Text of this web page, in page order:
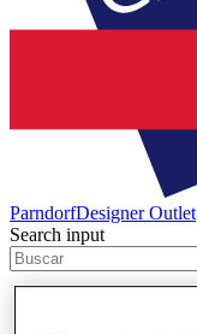
ParndorfDesigner Outlet
Search input